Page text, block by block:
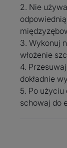
na
ze
2. Nie
3. Wykonuj
włożenie
4.
dokładnie
5. Po użyciu
schowaj do